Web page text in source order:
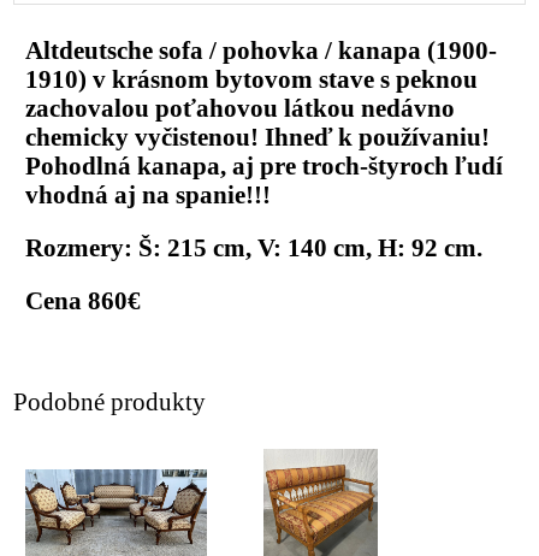
Altdeutsche sofa / pohovka / kanapa (1900-
1910) v krásnom bytovom stave s peknou
zachovalou poťahovou látkou nedávno
chemicky vyčistenou! Ihneď k používaniu!
Pohodlná kanapa, aj pre troch-štyroch ľudí
vhodná aj na spanie!!!
Rozmery: Š: 215 cm, V: 140 cm, H: 92 cm.
Cena 860€
Podobné produkty